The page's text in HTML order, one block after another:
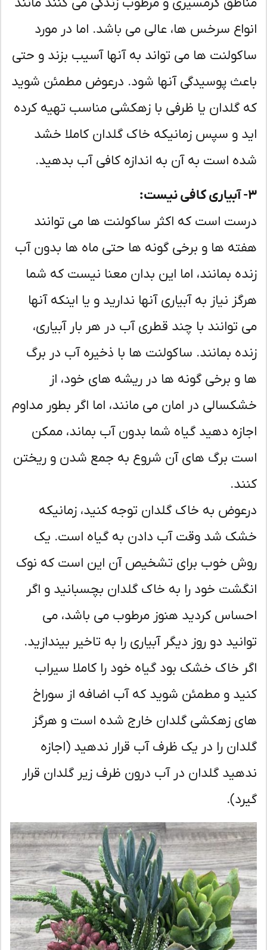
سرخس ها، عالی می باشد. اما در مورد
ها می تواند به آنها آسیب بزند و حتی
پوسیدگی آنها شود. درعوض مطمئن شوید
گلدان یا ظرفی با زهکشی مناسب تهیه کرده
و سپس زمانیکه خاک گلدان کاملا خشد
است به آن به اندازه کافی آب بدهید.
است که اکثر ساکولنت ها می توانند
ها و برخی گونه ها حتی ماه ها بدون آب
بمانند، اما این بدان معنا نیست که شما
نیاز به آبیاری آنها ندارید و یا اینکه آنها
توانند با چند قطری آب در هر بار آبیاری،
بمانند. ساکولنت ها با ذخیره آب در برگ
و برخی گونه ها در ریشه های خود، از
در امان می مانند، اما اگر بطور مداوم
دهید گیاه شما بدون آب بماند، ممکن
برگ های آن شروع به جمع شدن و ریختن
به خاک گلدان توجه کنید، زمانیکه
شد وقت آب دادن به گیاه است. یک
خوب برای تشخیص آن این است که نوک
خود را به خاک گلدان بچسبانید و اگر
کردید هنوز مرطوب می باشد، می
دو روز دیگر آبیاری را به تاخیر بیندازید.
خاک خشک بود گیاه خود را کاملا سیراب
و مطمئن شوید که آب اضافه از سوراخ
زهکشی گلدان خارج شده است و هرگز
را در یک ظرف آب قرار ندهید (اجازه
گلدان در آب درون ظرف زیر گلدان قرار